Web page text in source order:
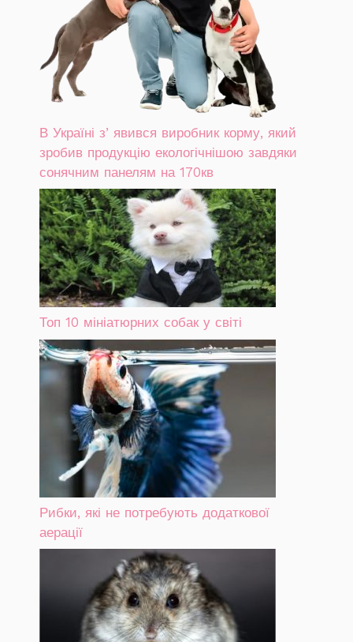
В Україні зʼявився виробник корму, який
зробив продукцію екологічнішою завдяки
сонячним панелям на 170кв
Топ 10 мініатюрних собак у світі
Рибки, які не потребують додаткової
аерації